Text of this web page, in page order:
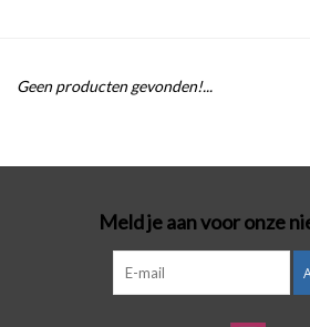
Badmode
Lingerie-accessoires
Cadeaubonnen
Geen producten gevonden!...
Meld je aan voor onze